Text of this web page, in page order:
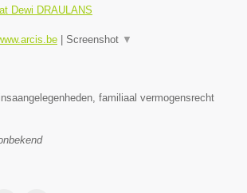
Dewi DRAULANS
Screenshot ▼
familiaal vermogensrecht